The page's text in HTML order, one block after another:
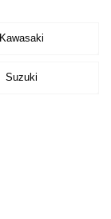
Kawasaki
Suzuki